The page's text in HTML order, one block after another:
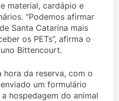
material, cardápio e
“Podemos afirmar
Santa Catarina mais
os PETs”, afirma o
Bittencourt.
hora da reserva, com o
um formulário
hospedagem do animal